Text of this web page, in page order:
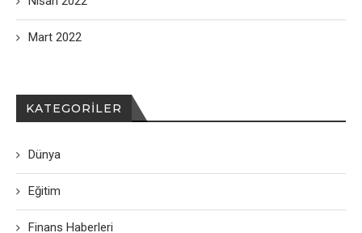
Mart 2022
KATEGORILER
Dünya
Eğitim
Finans Haberleri